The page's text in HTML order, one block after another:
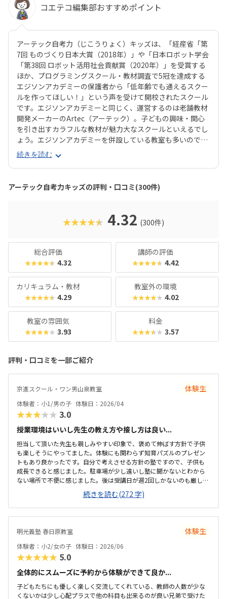
コエテコ編集部おすすめポイント
アーテック自考力（じこうりょく）キッズは、「経産省「第
7回 ものづくり日本大賞（2018年）」や「日本ロボット学会
「第38回 ロボット活用社会貢献賞（2020年）」を受賞する
ほか、プログラミングスクール・教材調査で5冠を達成する
エジソンアカデミーの保護者から「低年齢でも通えるスクー
ルを作ってほしい！」という声を受けて開校されたスクール
です。エジソンアカデミーと同じく、運営するのは老舗教材
開発メーカーのArtec（アーテック）。子どもの興味・関心
を引き出すカラフルな教材が魅力大なスクールといえるでし
ょう。エジソンアカデミーを併設している教室も多いので、
年齢が上がっても同系列の教室に通い続けられるのが魅力で
す。授業は1ヶ月に4回で、60分ずつ。推奨年齢は年長〜小3
で、授業を通して集中力や創造力を育みます。カリキュラム
はブロックを使った図形パズルに取り組む「パズル」、ロボ
ットを組み立てて動かす「ロボット」、パソコンを使ってロ
り、コエテコの口コミにも「いろいろな能力がバランスよく
育ちそう」という声が寄せられています。とくに評価が高い
ットやプログラミングの世界に入っていけると評判です。大
好きなブロックをきっかけに、これからの社会で必要とされ
るスキルの芽を育てたいと考える保護者におすすめのスクー
ルといえるでしょう。
続きを読む
アーテック自考力キッズの評判・口コミ(300件)
★★★★★ 4.32 (300件)
総合評価
★★★★★ 4.32
講師の評価
★★★★★ 4.42
カリキュラム・教材
★★★★★ 4.29
教室外の環境
★★★★★ 4.02
教室の雰囲気
★★★★★ 3.93
料金
★★★★★ 3.57
評判・口コミを一部ご紹介
京進スクール・ワン男山泉教室 体験生
体験者：小1/男の子 体験日：2026/04
★★★★★ 3.0
授業環境はいいし先生の教え方や接し方は良い...
担当して頂いた先生も親しみやすい印象で、褒めて伸ばす方針で子供
も楽しそうにやってました。体験にも関わらず知育パズルのプレゼン
トもあり良かったです。自分で考えさせる方針の塾ですので、子供も
成長できると感じました。駐車場が少し遠いし塾に聞かないとわから
ない場所で不便に感じました。後は受講日が週2回しかないのも厳しい
仕切りがあって集中しやすい環境かなと思いました。夜は学習塾なの
で先生の教え方もうまいと思いました。仕方ないとは思いますが、教
材費が高いなと思いました。授業料込みで12分割できたらいいなと思
いました。体験のパズルが楽しくやってました。
続きを読む(272 字)
明光義塾 春日原教室 体験生
体験者：小2/女の子 体験日：2026/06
★★★★★ 5.0
全体的にスムーズに予約から体験ができて良か...
子どもたちにも優しく楽しく交流してくれている、教師の人数が少な
くないかは少し心配プラスで他の科目も出来るのが良い兄弟で受けた